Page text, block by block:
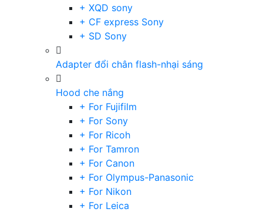
+ XQD sony
+ CF express Sony
+ SD Sony
Adapter đổi chân flash-nhại sáng
Hood che nắng
+ For Fujifilm
+ For Sony
+ For Ricoh
+ For Tamron
+ For Canon
+ For Olympus-Panasonic
+ For Nikon
+ For Leica